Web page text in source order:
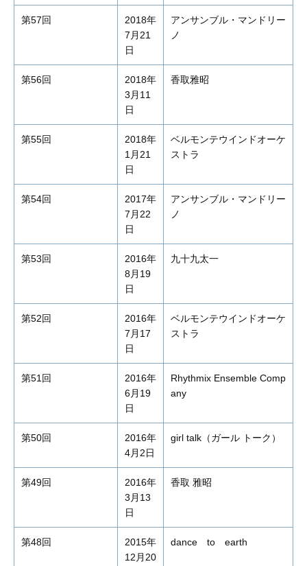
第57回
2018年
7月21
日
アンサンブル・マンドリー
ノ
第56回
2018年
3月11
日
香取雅昭
第55回
2018年
1月21
日
ベルモンテウインドオーケ
ストラ
第54回
2017年
7月22
日
アンサンブル・マンドリー
ノ
第53回
2016年
8月19
日
九十九太一
第52回
2016年
7月17
日
ベルモンテウインドオーケ
ストラ
第51回
2016年
6月19
日
Rhythmix Ensemble Comp
any
第50回
2016年
4月2日
girl talk（ガール トーク）
第49回
2016年
3月13
日
香取 雅昭
第48回
2015年
12月20
dance to earth